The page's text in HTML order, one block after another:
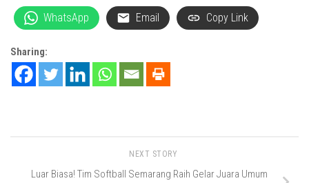
WhatsApp Email Copy Link
Sharing:
NEXT STORY
Luar Biasa! Tim Softball Semarang Raih Gelar Juara Umum